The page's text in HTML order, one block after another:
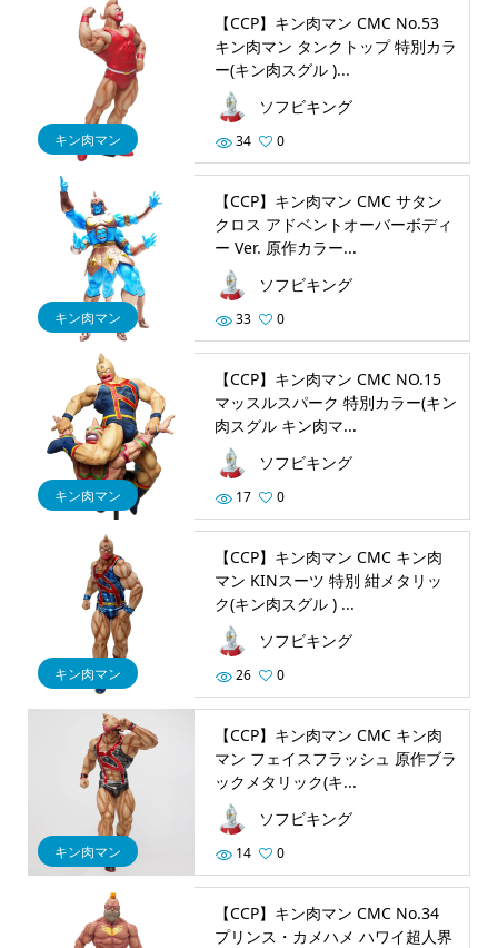
キン肉マン
【CCP】キン肉マン CMC No.53
キン肉マン タンクトップ 特別カラ
ー(キン肉スグル )...
ソフビキング
34 0
キン肉マン
【CCP】キン肉マン CMC サタン
クロス アドベントオーバーボディ
ー Ver. 原作カラー...
ソフビキング
33 0
キン肉マン
【CCP】キン肉マン CMC NO.15
マッスルスパーク 特別カラー(キン
肉スグル キン肉マ...
ソフビキング
17 0
キン肉マン
【CCP】キン肉マン CMC キン肉
マン KINスーツ 特別 紺メタリッ
ク(キン肉スグル ) ...
ソフビキング
26 0
キン肉マン
【CCP】キン肉マン CMC キン肉
マン フェイスフラッシュ 原作ブラ
ックメタリック(キ...
ソフビキング
14 0
【CCP】キン肉マン CMC No.34
プリンス・カメハメ ハワイ超人界